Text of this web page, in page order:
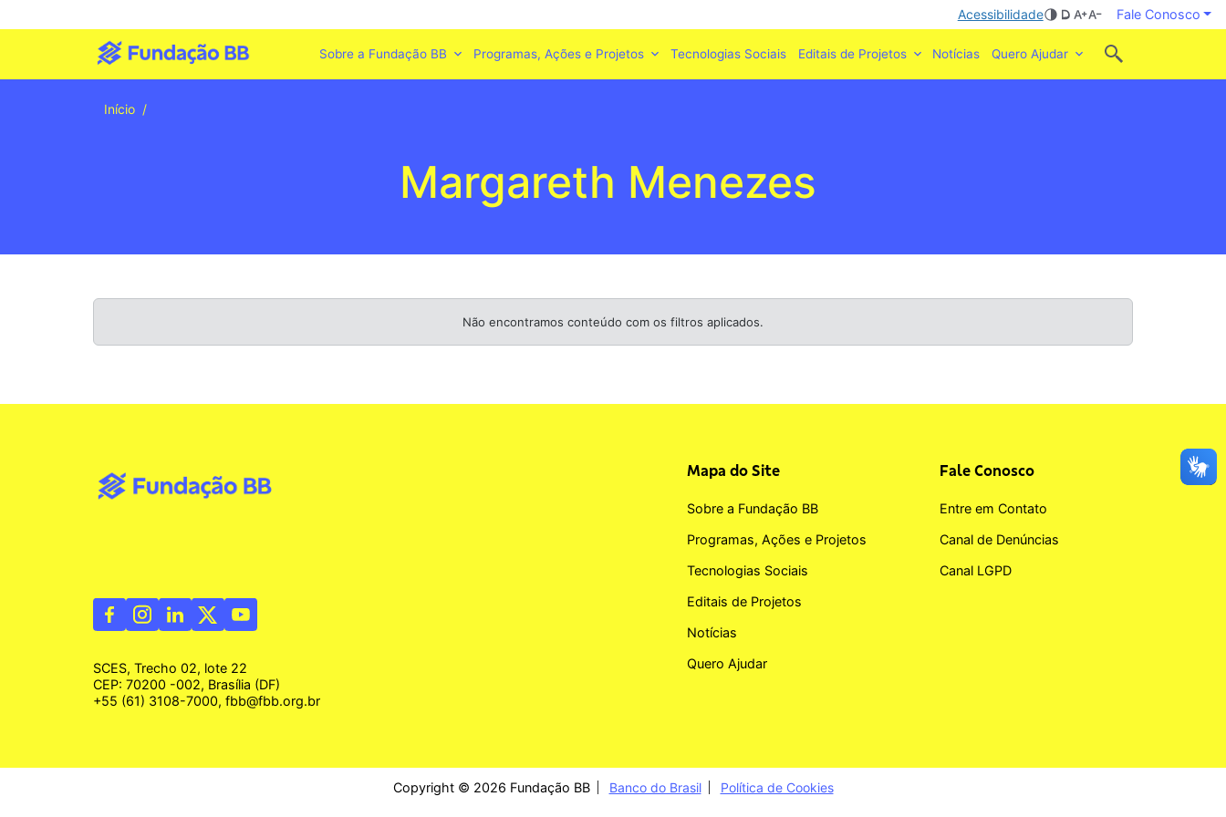
Acessibilidade Fale Conosco
Sobre a Fundação BB Programas, Ações e Projetos Tecnologias Sociais Editais de Projetos Notícias Quero Ajudar
Início
Margareth Menezes
Não encontramos conteúdo com os filtros aplicados.
SCES, Trecho 02, lote 22
CEP: 70200 -002, Brasília (DF)
+55 (61) 3108-7000, fbb@fbb.org.br
Mapa do Site
Sobre a Fundação BB
Programas, Ações e Projetos
Tecnologias Sociais
Editais de Projetos
Notícias
Quero Ajudar
Fale Conosco
Entre em Contato
Canal de Denúncias
Canal LGPD
Copyright © 2026 Fundação BB Banco do Brasil Política de Cookies